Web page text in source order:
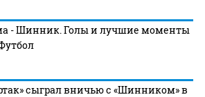
- Шинник. Голы и лучшие моменты
сыграл вничью с «Шинником» в